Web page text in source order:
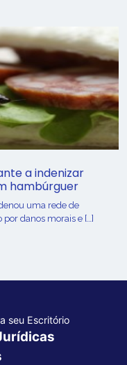
a indenizar
hambúrguer
uma rede de
danos morais e […]
seu Escritório